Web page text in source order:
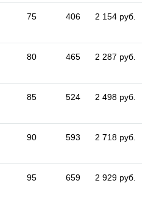
75 406 2 154 руб.
80 465 2 287 руб.
85 524 2 498 руб.
90 593 2 718 руб.
95 659 2 929 руб.